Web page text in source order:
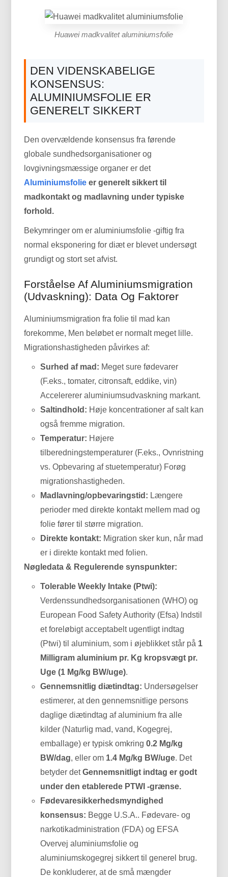
Huawei madkvalitet aluminiumsfolie
DEN VIDENSKABELIGE
KONSENSUS:
ALUMINIUMSFOLIE ER
GENERELT SIKKERT
Den overvældende konsensus fra førende
globale sundhedsorganisationer og
lovgivningsmæssige organer er det
Aluminiumsfolie er generelt sikkert til
madkontakt og madlavning under typiske
forhold.
Bekymringer om er aluminiumsfolie -giftig fra
normal eksponering for diæt er blevet undersøgt
grundigt og stort set afvist.
Forståelse Af Aluminiumsmigration
(Udvaskning): Data Og Faktorer
Aluminiumsmigration fra folie til mad kan
forekomme, Men beløbet er normalt meget lille.
Migrationshastigheden påvirkes af:
Surhed af mad: Meget sure fødevarer
(F.eks., tomater, citronsaft, eddike, vin)
Accelererer aluminiumsudvaskning markant.
Saltindhold: Høje koncentrationer af salt kan
også fremme migration.
Temperatur: Højere
tilberedningstemperaturer (F.eks., Ovnristning
vs. Opbevaring af stuetemperatur) Forøg
migrationshastigheden.
Madlavning/opbevaringstid: Længere
perioder med direkte kontakt mellem mad og
folie fører til større migration.
Direkte kontakt: Migration sker kun, når mad
er i direkte kontakt med folien.
Nøgledata & Regulerende synspunkter:
Tolerable Weekly Intake (Ptwi):
Verdenssundhedsorganisationen (WHO) og
European Food Safety Authority (Efsa) Indstil
et foreløbigt acceptabelt ugentligt indtag
(Ptwi) til aluminium, som i øjeblikket står på 1
Milligram aluminium pr. Kg kropsvægt pr.
Uge (1 Mg/kg BW/uge).
Gennemsnitlig diætindtag: Undersøgelser
estimerer, at den gennemsnitlige persons
daglige diætindtag af aluminium fra alle
kilder (Naturlig mad, vand, Kogegrej,
emballage) er typisk omkring0.2 Mg/kg
BW/dag, eller om 1.4 Mg/kg BW/uge. Det
betyder detGennemsnitligt indtag er godt
under den etablerede PTWI -grænse.
Fødevaresikkerhedsmyndighed
konsensus: Begge U.S.A.. Fødevare- og
narkotikadministration (FDA) og EFSA
Overvej aluminiumsfolie og
aluminiumskogegrej sikkert til generel brug.
De konkluderer, at de små mængder